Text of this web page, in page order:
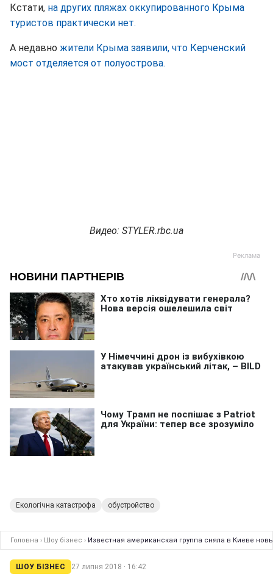
Кстати, на других пляжах оккупированного Крыма
туристов практически нет.
А недавно жители Крыма заявили, что Керченский
мост отделяется от полуострова.
Видео: STYLER.rbc.ua
Екологічна катастрофа обустройство
Головна › Шоу бізнес › Известная американская группа сняла в Киеве
ШОУ БІЗНЕС 27 липня 2018 · 16:42